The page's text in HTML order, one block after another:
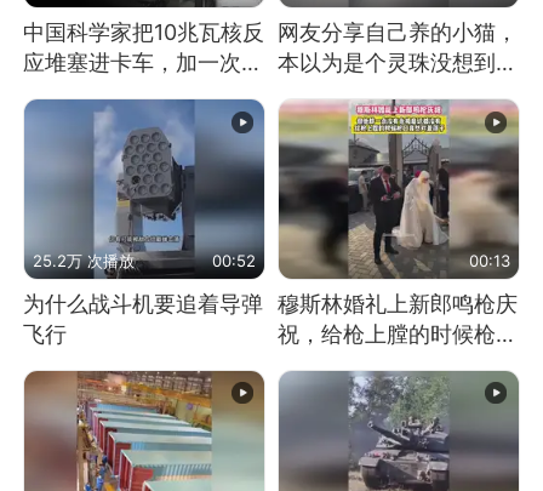
中国科学家把10兆瓦核反
应堆塞进卡车，加一次燃
料能跑几十年
网友分享自己养的小猫，
本以为是个灵珠没想到是
魔丸
25.2万 次播放 00:52
为什么战斗机要追着导弹
飞行
00:13
穆斯林婚礼上新郎鸣枪庆
祝，给枪上膛的时候枪口